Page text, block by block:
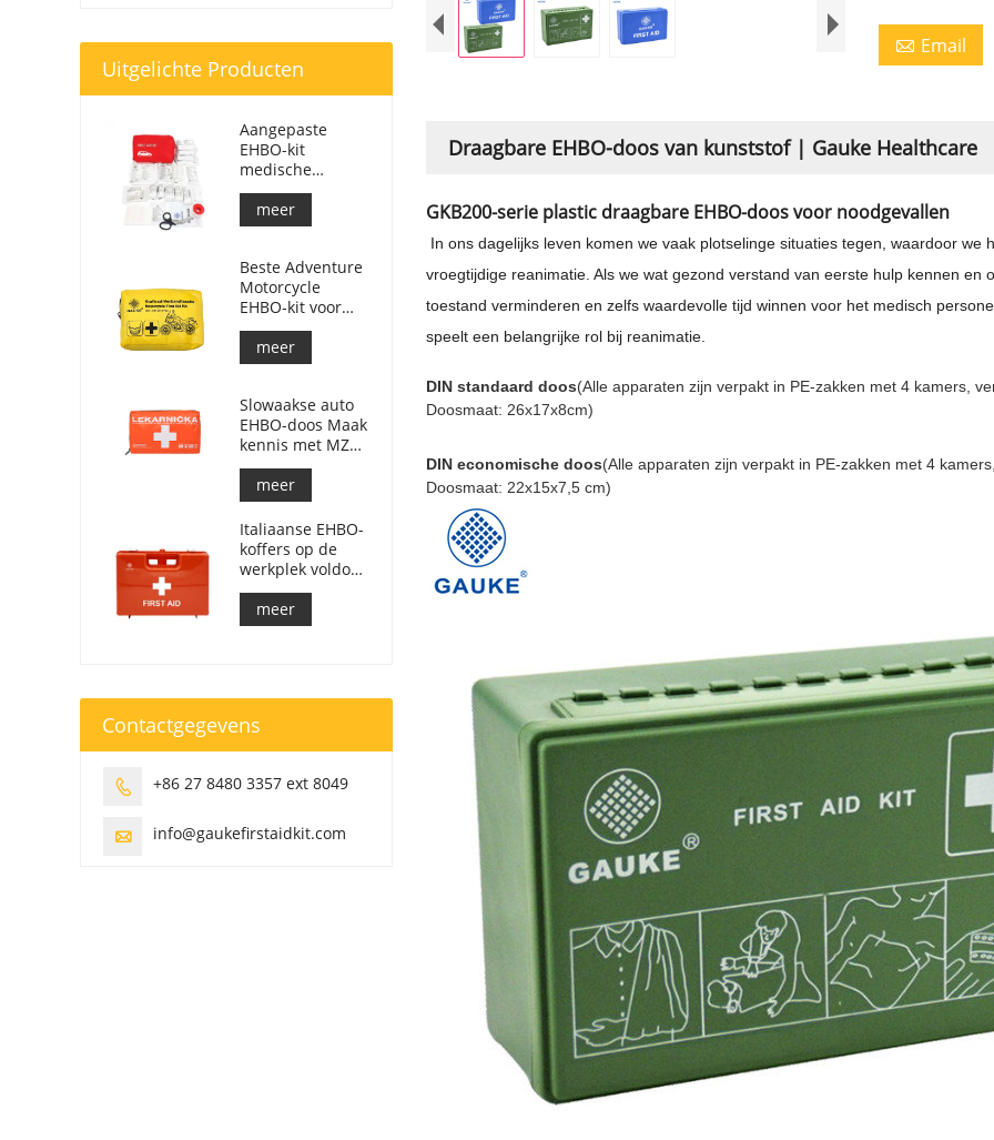
 Email
Draagbare EHBO-doos van kunststof | Gauke Healthcare
GKB200-serie plastic draagbare EHBO-doos voor noodgevallen
In ons dagelijks leven komen we vaak plotselinge situaties tegen, waardoor
vroegtijdige reanimatie. Als we wat gezond verstand van eerste hulp kennen
toestand verminderen en zelfs waardevolle tijd winnen voor het medisch
speelt een belangrijke rol bij reanimatie.
DIN standaard doos(Alle apparaten zijn verpakt in PE-zakken met 4 kamers,
Doosmaat: 26x17x8cm)
DIN economische doos(Alle apparaten zijn verpakt in PE-zakken met 4
Doosmaat: 22x15x7,5 cm)
Uitgelichte Producten
Aangepaste
EHBO-kit
medische
respondertas
voor auto
meer
Beste Adventure
Motorcycle
EHBO-kit voor
motorrijders
meer
Slowaakse auto
EHBO-doos Maak
kennis met MZ
SR č.143/2009
meer
Italiaanse EHBO-
koffers op de
werkplek voldoen
aan DM 388 van
15/07/2003
meer
Contactgegevens
 +86 27 8480 3357 ext 8049
 info@gaukefirstaidkit.com